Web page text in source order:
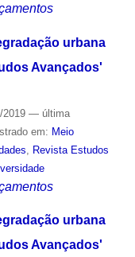
urbana
Avançados'
— última
em: Meio
Revista Estudos
urbana
Avançados'